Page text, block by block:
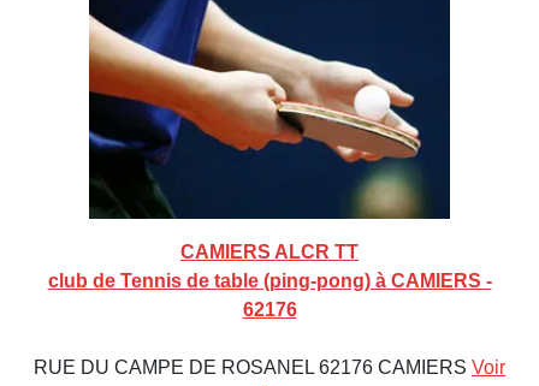
CAMIERS ALCR TT
club de Tennis de table (ping-pong) à CAMIERS -
62176
RUE DU CAMPE DE ROSANEL 62176 CAMIERS Voir